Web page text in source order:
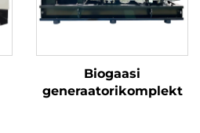
Biogaasi
generaatorikomplekt